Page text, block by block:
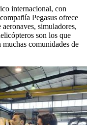
internacional, con
Pegasus ofrece
simuladores,
son los que
comunidades de